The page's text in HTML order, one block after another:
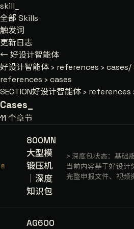
skill
全部 Skills
触发词
更新日志
← 好设计智能体
好设计智能体› references › cases/
references › cases
SECTION好设计智能体 › references
Cases
11 个章节
📄
800MN
大型模
锻压机
｜深度
知识包
> 深度包状态：基础
当前内容基于好设计
完整申报文件、视频
AG600